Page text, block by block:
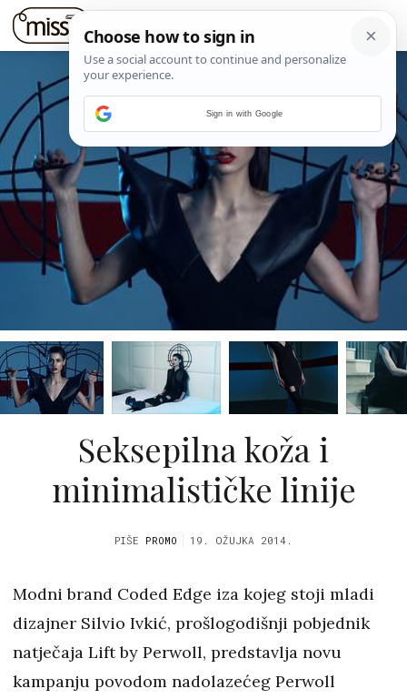
Seksepilna koža i
minimalističke linije
PIŠE PROMO 19. OŽUJKA 2014.
Modni brand Coded Edge iza kojeg stoji mladi
dizajner Silvio Ivkić, prošlogodišnji pobjednik
natječaja Lift by Perwoll, predstavlja novu
kampanju povodom nadolazećeg Perwoll
Sign in with Google